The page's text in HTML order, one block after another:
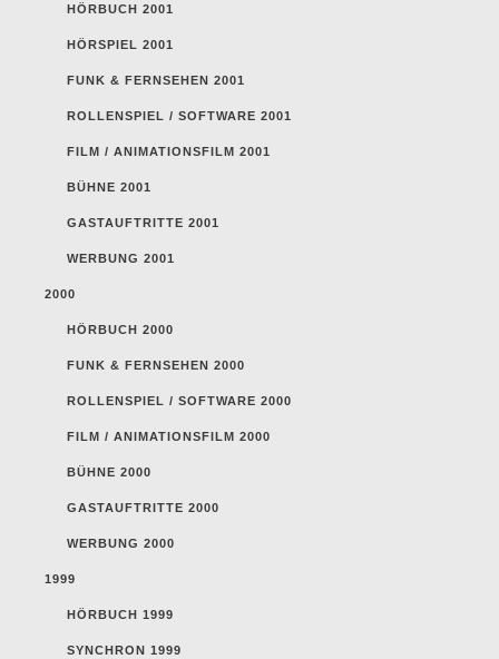
HÖRBUCH 2001
HÖRSPIEL 2001
FUNK & FERNSEHEN 2001
ROLLENSPIEL / SOFTWARE 2001
FILM / ANIMATIONSFILM 2001
BÜHNE 2001
GASTAUFTRITTE 2001
WERBUNG 2001
2000
HÖRBUCH 2000
FUNK & FERNSEHEN 2000
ROLLENSPIEL / SOFTWARE 2000
FILM / ANIMATIONSFILM 2000
BÜHNE 2000
GASTAUFTRITTE 2000
WERBUNG 2000
1999
HÖRBUCH 1999
SYNCHRON 1999